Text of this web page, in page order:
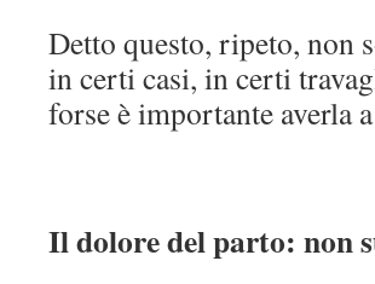
Detto questo, ripeto, non
in certi casi, in certi
forse è importante averla
Il dolore del parto: non